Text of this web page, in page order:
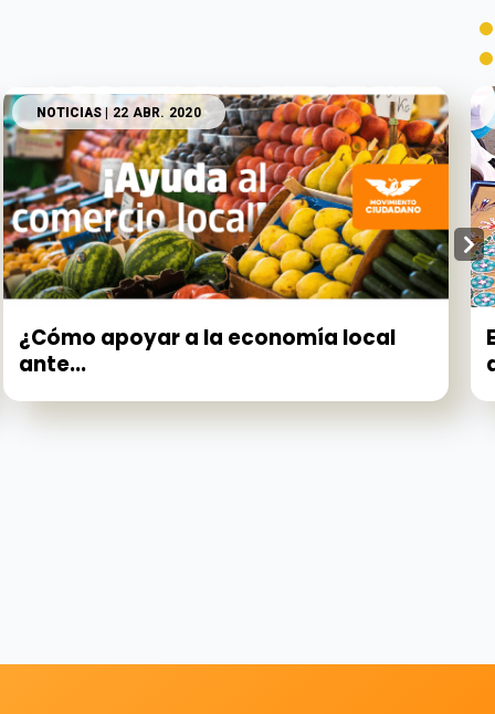
NOTICIAS | 22 ABR. 2020
¿Cómo apoyar a la economía local
ante...